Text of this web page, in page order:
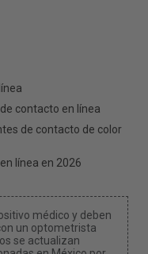
contacto en línea
de contacto de color
línea en 2026
médico y deben
un optometrista
se actualizan